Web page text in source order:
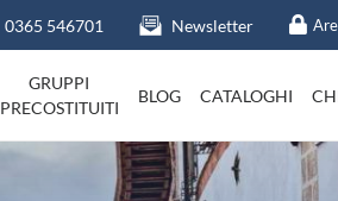
0365 546701 Newsletter
Viaggi in Italia in evidenza
GRUPPI
PRECOSTITUITI
BLOG CATALOGHI